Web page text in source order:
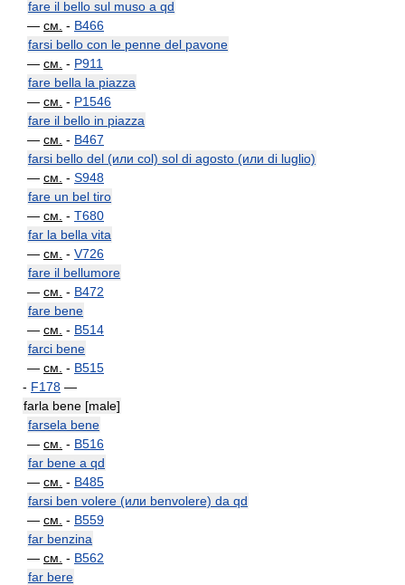
fare il bello sul muso a qd
— см. - B466
farsi bello con le penne del pavone
— см. - P911
fare bella la piazza
— см. - P1546
fare il bello in piazza
— см. - B467
farsi bello del (или col) sol di agosto (или di luglio)
— см. - S948
fare un bel tiro
— см. - T680
far la bella vita
— см. - V726
fare il bellumore
— см. - B472
fare bene
— см. - B514
farci bene
— см. - B515
- F178 —
farla bene [male]
farsela bene
— см. - B516
far bene a qd
— см. - B485
farsi ben volere (или benvolere) da qd
— см. - B559
far benzina
— см. - B562
far bere